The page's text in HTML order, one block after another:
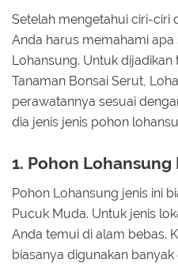
Setelah mengetahui ciri-ciri
Anda harus memahami apa
Lohansung. Untuk dijadikan
Tanaman Bonsai Serut,
perawatannya sesuai
dia jenis jenis pohon
1. Pohon
Pohon Lohansung jenis ini
Pucuk Muda. Untuk jenis
Anda temui di alam bebas.
biasanya digunakan